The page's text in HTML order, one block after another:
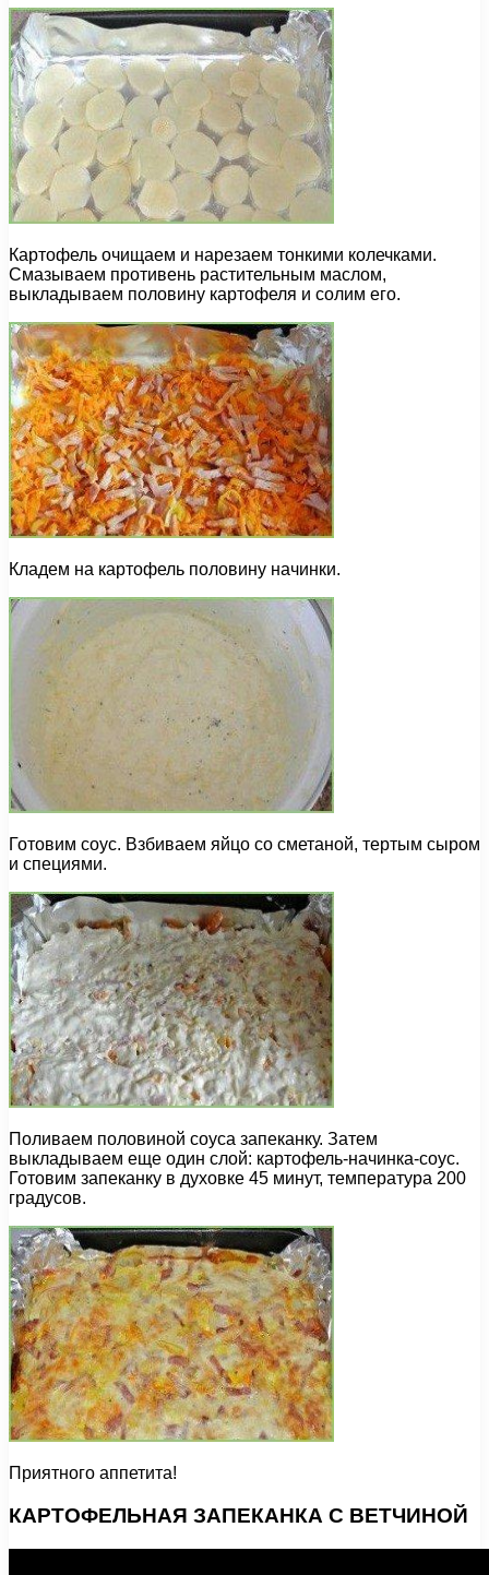
Картофель очищаем и нарезаем тонкими колечками.
Смазываем противень растительным маслом,
выкладываем половину картофеля и солим его.
Кладем на картофель половину начинки.
Готовим соус. Взбиваем яйцо со сметаной, тертым сыром
и специями.
Поливаем половиной соуса запеканку. Затем
выкладываем еще один слой: картофель-начинка-соус.
Готовим запеканку в духовке 45 минут, температура 200
градусов.
Приятного аппетита!
КАРТОФЕЛЬНАЯ ЗАПЕКАНКА С ВЕТЧИНОЙ